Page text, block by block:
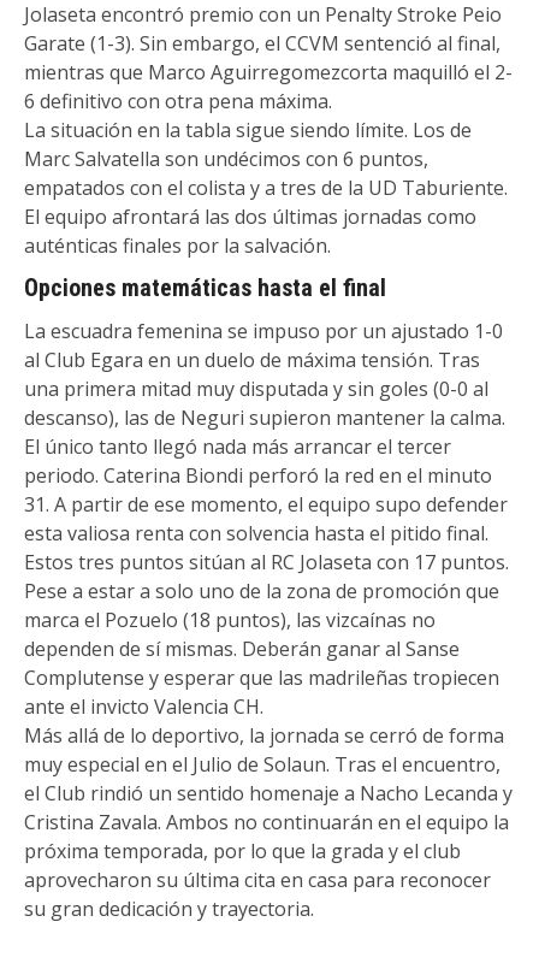
Jolaseta encontró premio con un Penalty Stroke Peio
Garate (1-3). Sin embargo, el CCVM sentenció al final,
mientras que Marco Aguirregomezcorta maquilló el 2-
6 definitivo con otra pena máxima.
La situación en la tabla sigue siendo límite. Los de
Marc Salvatella son undécimos con 6 puntos,
empatados con el colista y a tres de la UD Taburiente.
El equipo afrontará las dos últimas jornadas como
auténticas finales por la salvación.
Opciones matemáticas hasta el final
La escuadra femenina se impuso por un ajustado 1-0
al Club Egara en un duelo de máxima tensión. Tras
una primera mitad muy disputada y sin goles (0-0 al
descanso), las de Neguri supieron mantener la calma.
El único tanto llegó nada más arrancar el tercer
periodo. Caterina Biondi perforó la red en el minuto
31. A partir de ese momento, el equipo supo defender
esta valiosa renta con solvencia hasta el pitido final.
Estos tres puntos sitúan al RC Jolaseta con 17 puntos.
Pese a estar a solo uno de la zona de promoción que
marca el Pozuelo (18 puntos), las vizcaínas no
dependen de sí mismas. Deberán ganar al Sanse
Complutense y esperar que las madrileñas tropiecen
ante el invicto Valencia CH.
Más allá de lo deportivo, la jornada se cerró de forma
muy especial en el Julio de Solaun. Tras el encuentro,
el Club rindió un sentido homenaje a Nacho Lecanda y
Cristina Zavala. Ambos no continuarán en el equipo la
próxima temporada, por lo que la grada y el club
aprovecharon su última cita en casa para reconocer
su gran dedicación y trayectoria.